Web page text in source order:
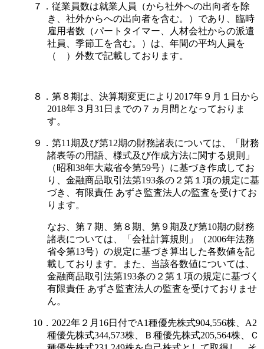
７．従業員数は就業人員（から社外への出向者を除
き、社外からへの出向者を含む。）であり、臨時
雇用者数（パートタイマー、人材会社からの派遣
社員、季節工を含む。）は、年間の平均人員を
（ ）外数で記載しております。
８．第８期は、決算期変更により2017年９月１日から
2018年３月31日までの７ヵ月間となっておりま
す。
９．第11期及び第12期の財務諸表については、「財務
諸表等の用語、様式及び作成方法に関する規則」
（昭和38年大蔵省令第59号）に基づき作成してお
り、金融商品取引法第193条の２第１項の規定に基
づき、有限責任 あずさ監査法人の監査を受けてお
ります。
なお、第７期、第８期、第９期及び第10期の財務
諸表については、「会社計算規則」（2006年法務
省令第13号）の規定に基づき算出した各数値を記
載しております。また、当該各数値については、
金融商品取引法第193条の２第１項の規定に基づく
有限責任 あずさ監査法人の監査を受けておりませ
ん。
10．2022年２月16日付でA1種優先株式904,556株、A2
種優先株式344,573株、Ｂ種優先株式205,564株、Ｃ